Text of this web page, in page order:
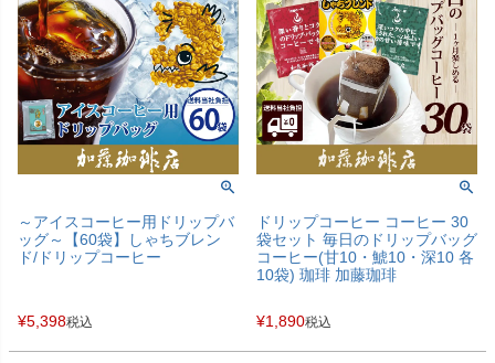
～アイスコーヒー用ドリップバ
ッグ～【60袋】しゃちブレン
ド/ドリップコーヒー
¥5,398税込
ドリップコーヒー コーヒー 30
袋セット 毎日のドリップバッグ
コーヒー(甘10・鯱10・深10 各
10袋) 珈琲 加藤珈琲
¥1,890税込